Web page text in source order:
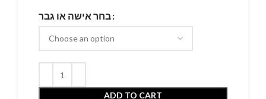
בחר אישה או גבר
ADD TO CART